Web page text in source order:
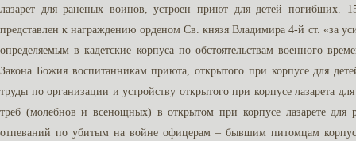
лазарет для раненых воинов, устроен приют для детей
представлен к награждению орденом Св. князя Владимира 4-й ст. «за
определяемым в кадетские корпуса по обстоятельствам военного
Закона Божия воспитанникам приюта, открытого при корпусе для
труды по организации и устройству открытого при корпусе лазарета
треб (молебнов и всенощных) в открытом при корпусе лазарете
отпеваний по убитым на войне офицерам – бывшим питомцам